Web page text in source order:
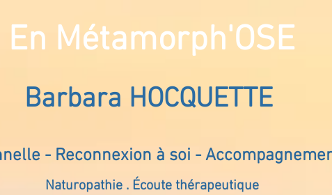
En Métamorph'OSE
Barbara HOCQUETTE
- Reconnexion à soi -
Naturopathie . Écoute thérapeutique